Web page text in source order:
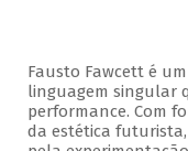
Fausto Fawcett é
linguagem singular
performance. Com
da estética